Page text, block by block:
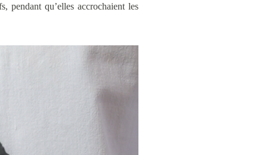
pendant qu’elles accrochaient les